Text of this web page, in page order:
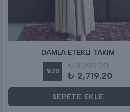
DAMLA ETEKLİ TAKIM
%20
₺ 3,399.00
₺ 2,719.20
SEPETE EKLE